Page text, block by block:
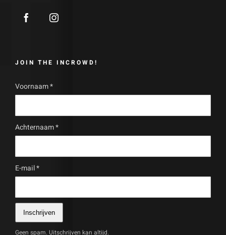
JOIN THE INCROWD!
Voornaam*
Achternaam*
E-mail*
Inschrijven
Geen spam. Uitschrijven kan altijd.